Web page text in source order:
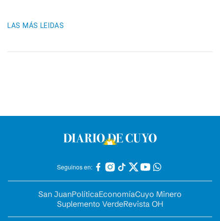
LAS MÁS LEIDAS
Seguinos en:
San JuanPolíticaEconomíaCuyo Minero
Suplemento VerdeRevista OH